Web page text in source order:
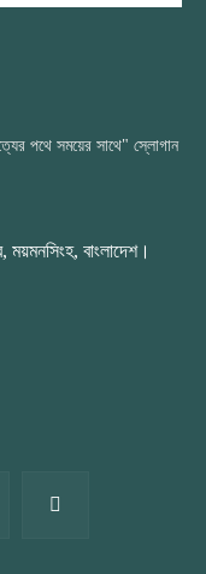
পথে সময়ের সাথে" স্লোগান
ময়মনসিংহ, বাংলাদেশ।